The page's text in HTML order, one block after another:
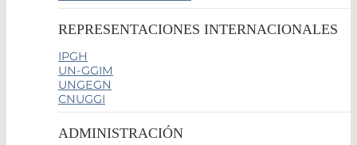
REPRESENTACIONES INTERNACIONALES
IPGH
UN-GGIM
UNGEGN
CNUGGI
ADMINISTRACIÓN